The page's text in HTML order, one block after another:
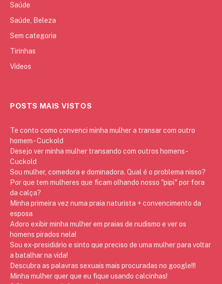
Saúde
Saúde, Beleza
Sem categoria
Tirinhas
Vídeos
POSTS MAIS VISTOS
Te conto como convenci minha mulher a transar com outro
homem - Cuckold
Desejo ver minha mulher transando com outros homens -
Cuckold
Sou mulher, comedora e dominadora. Qual é o problema nisso?
Por que tem mulheres que ficam olhando nosso "pipi" por fora
da calça?
Minha primeira vez numa praia naturista + convencimento da
esposa
Adoro exibir minha mulher em praias de nudismo e ver os
homens pirados nela!
Sou ex-presidiário e sinto que preciso de uma mulher para voltar
a batalhar na vida!
Descubra as palavras sexuais mais procuradas no google!!!
Minha mulher quer que eu fique usando calcinhas!